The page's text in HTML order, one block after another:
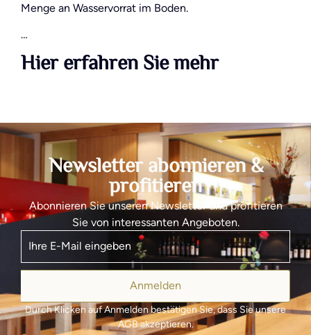
Menge an Wasservorrat im Boden.
…
Hier erfahren Sie mehr
Newsletter abonnieren &
profitieren
Abonnieren Sie unseren Newsletter und profitieren
Sie von interessanten Angeboten.
Anmelden
Durch Klicken auf Anmelden bestätigen Sie, dass Sie unsere
AGB akzeptieren.